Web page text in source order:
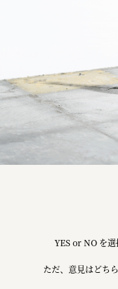
株式会社ニュー
株式会社ドリー
GOEMON
株式会社ヤマサン
株式会社 マツバ
株式会社東果堂
DEAR FRIEND'S
株式会社ポーラ
YES or NO を選
ただ、意見はどち